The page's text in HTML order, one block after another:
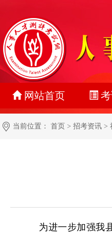
网站首页
最
准
名
报
当前位置： 首页 > 招考资讯 >
为进一步加强我